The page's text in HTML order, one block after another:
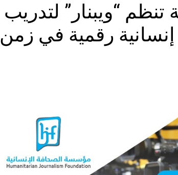
“ويبنار” لتدريب
رقمية في زمن